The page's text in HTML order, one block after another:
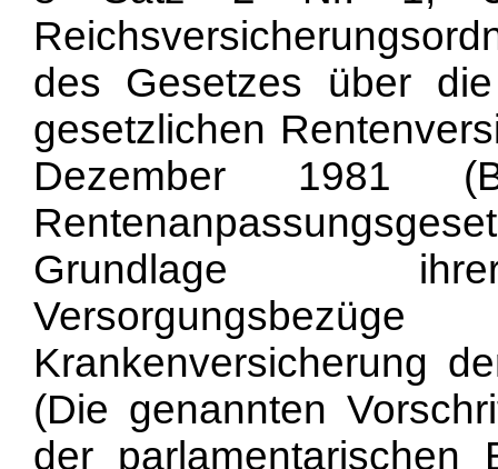
des Gesetzes über
gesetzlichen
Dezember
Grundlage
Krankenversicherung
(Die genannten
der parlamentarischen